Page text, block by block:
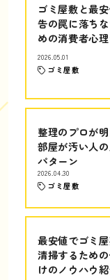
ゴミ屋敷と最
告の罠に落ち
めの消費者心
2026.05.01
ゴミ屋敷
整理のプロが
部屋が汚い人
パターン
2026.04.30
ゴミ屋敷
最安値でゴミ
清掃するため
けのノウハウ